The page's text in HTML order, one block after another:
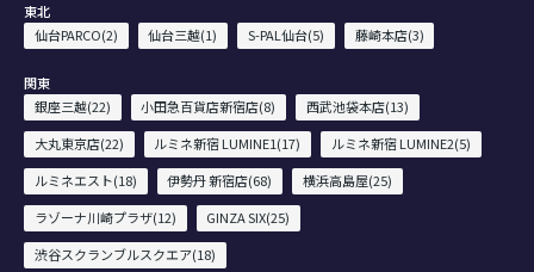
東北
仙台PARCO(2)
仙台三越(1) S-PAL仙台(5) 藤崎本店(3)
関東
銀座三越(22)
小田急百貨店新宿店(8)
西武池袋本店(13)
大丸東京店(22)
ルミネ新宿 LUMINE1(17)
ルミネ新宿 LUMINE2(5)
ルミネエスト(18)
伊勢丹 新宿店(68)
横浜高島屋(25)
ラゾーナ川崎プラザ(12)
GINZA SIX(25)
渋谷スクランブルスクエア(18)